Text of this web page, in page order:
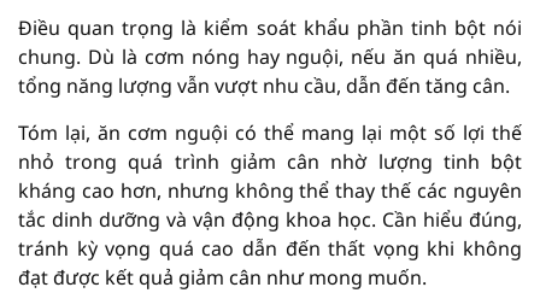
Điều quan trọng là kiểm soát khẩu phần tinh bột nói
chung. Dù là cơm nóng hay nguội, nếu ăn quá nhiều,
tổng năng lượng vẫn vượt nhu cầu, dẫn đến tăng cân.
Tóm lại, ăn cơm nguội có thể mang lại một số lợi thế
nhỏ trong quá trình giảm cân nhờ lượng tinh bột
kháng cao hơn, nhưng không thể thay thế các nguyên
tắc dinh dưỡng và vận động khoa học. Cần hiểu đúng,
tránh kỳ vọng quá cao dẫn đến thất vọng khi không
đạt được kết quả giảm cân như mong muốn.